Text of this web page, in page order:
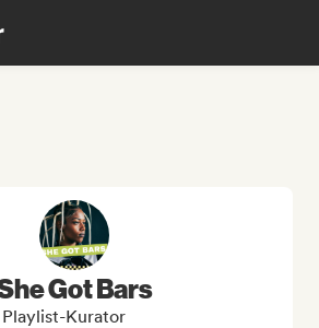
Got Bars
Playlist-Kurator